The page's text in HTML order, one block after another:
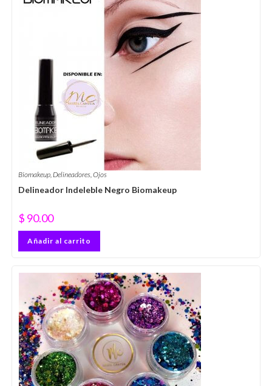
Biomakeup, Delineadores, Ojos
Delineador Indeleble Negro Biomakeup
$ 90.00
Añadir al carrito